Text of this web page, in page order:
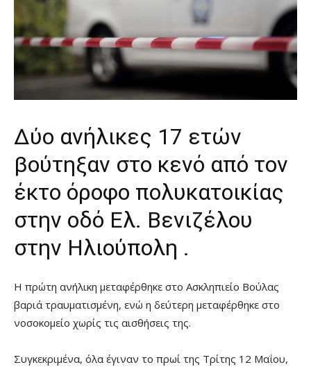
Δύο ανήλικες 17 ετών
βούτηξαν στο κενό από τον
έκτο όροφο πολυκατοικίας
στην οδό Ελ. Βενιζέλου
στην Ηλιούπολη .
Η πρώτη ανήλικη μεταφέρθηκε στο Ασκληπιείο Βούλας
βαριά τραυματισμένη, ενώ η δεύτερη μεταφέρθηκε στο
νοσοκομείο χωρίς τις αισθήσεις της.
Συγκεκριμένα, όλα έγιναν το πρωί της Τρίτης 12 Μαΐου,